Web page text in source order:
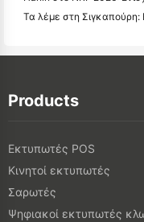
Products
Εκτυπωτές POS
Κινητοί εκτυπωτές
Σαρωτές